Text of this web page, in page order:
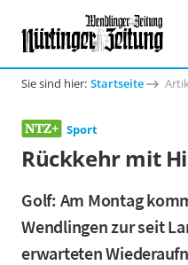
Sie sind hier: Startseite
Sport
Rückkehr mit
Golf: Am Montag
Wendlingen zur seit
erwarteten